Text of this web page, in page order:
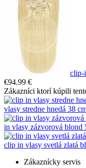
clip-
€94.99 €
Zákazníci ktorí kúpili
vlasy stredne hnedá 38
in vlasy zázvorová blond
clip in vlasy svetlá zlatá
Zákaznícky servis